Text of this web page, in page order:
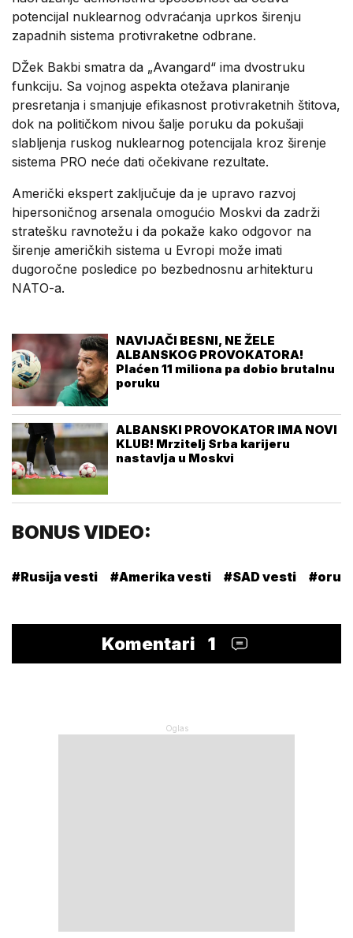
potencijal nuklearnog odvraćanja uprkos širenju
zapadnih sistema protivraketne odbrane.
DŽek Bakbi smatra da „Avangard“ ima dvostruku
funkciju. Sa vojnog aspekta otežava planiranje
presretanja i smanjuje efikasnost protivraketnih štitova,
dok na političkom nivou šalje poruku da pokušaji
slabljenja ruskog nuklearnog potencijala kroz širenje
sistema PRO neće dati očekivane rezultate.
Američki ekspert zaključuje da je upravo razvoj
hipersoničnog arsenala omogućio Moskvi da zadrži
stratešku ravnotežu i da pokaže kako odgovor na
širenje američkih sistema u Evropi može imati
dugoročne posledice po bezbednosnu arhitekturu
NATO-a.
NAVIJAČI BESNI, NE ŽELE
ALBANSKOG PROVOKATORA!
Plaćen 11 miliona pa dobio brutalnu
poruku
ALBANSKI PROVOKATOR IMA NOVI
KLUB! Mrzitelj Srba karijeru
nastavlja u Moskvi
BONUS VIDEO:
#Rusija vesti #Amerika vesti #SAD vesti
Komentari 1